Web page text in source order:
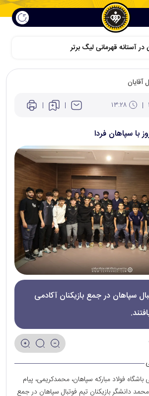
آقایان
با سپاهان فردا
سپاهان در جمع بازیکنان آکادمی
فولاد مبارکه سپاهان، محمدکریمی، پیام
دانشگر بازیکنان تیم فوتبال سپاهان در جمع